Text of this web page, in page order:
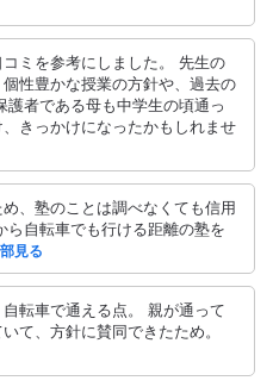
ミを参考にしました。 先生の
性豊かな授業の方針や、過去の
者である母も中学生の頃通っ
きっかけになったかもしれませ
、塾のことは調べなくても信用
ら自転車でも行ける距離の塾を
見る
転車で通える点。 親が通って
て、方針に賛同できたため。